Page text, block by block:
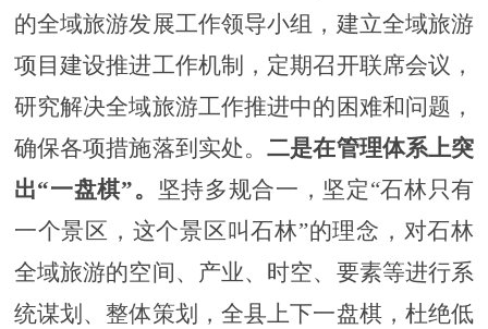
的全域旅游发展工作领导小组，建立全域旅游
项目建设推进工作机制，定期召开联席会议，
研究解决全域旅游工作推进中的困难和问题，
确保各项措施落到实处。二是在管理体系上突
出“一盘棋”。 坚持多规合一，坚定“石林只有
一个景区，这个景区叫石林”的理念，对石林
全域旅游的空间、产业、时空、要素等进行系
统谋划、整体策划， 全县上下一盘棋，杜绝低